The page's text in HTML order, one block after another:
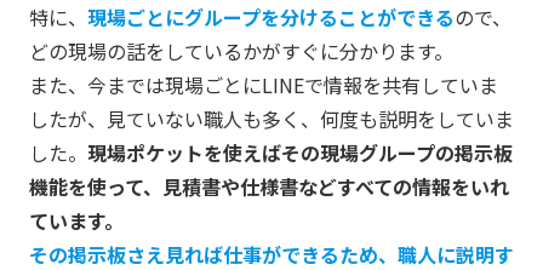
特に、 現場ごとにグループを分けることができるので、
どの現場の話をしているかがすぐに分かります。
また、今までは現場ごとにLINEで情報を共有していま
したが、見ていない職人も多く、何度も説明をしていま
した。 現場ポケットを使えばその現場グループの掲示板
機能を使って、見積書や仕様書などすべての情報をいれ
ています。
その掲示板さえ見れば仕事ができるため、職人に説明す